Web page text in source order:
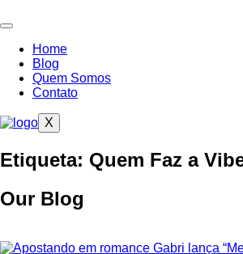
para
conteúdo
Home
Blog
Quem Somos
Contato
X
Etiqueta: Quem Faz a
Our Blog